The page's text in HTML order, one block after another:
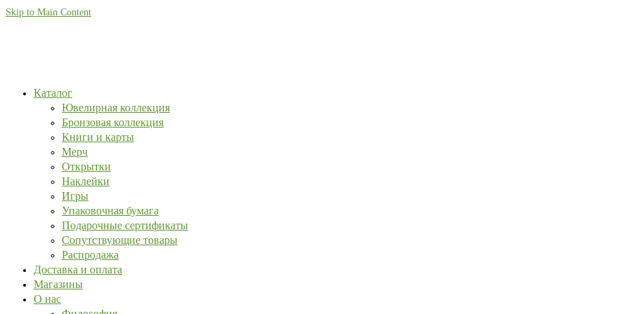
Skip to Main Content
Каталог
Ювелирная коллекция
Бронзовая коллекция
Книги и карты
Мерч
Открытки
Наклейки
Игры
Упаковочная бумага
Подарочные сертификаты
Сопутствующие товары
Распродажа
Доставка и оплата
Магазины
О нас